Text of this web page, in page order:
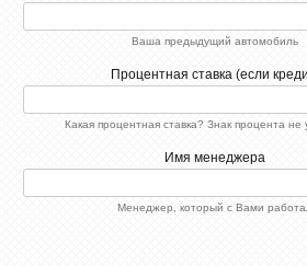
Ваша предыдущий автомобиль
Процентная ставка (если
Какая процентная ставка? Знак процента не
Имя менеджера
Менеджер, который с Вами